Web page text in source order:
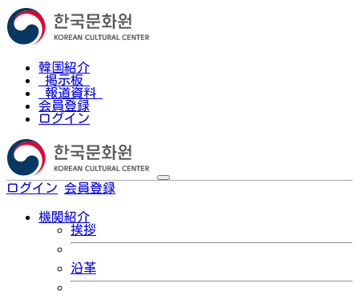
韓国紹介
掲示板
報道資料
会員登録
ログイン
ログイン 会員登録
機関紹介
挨拶
沿革